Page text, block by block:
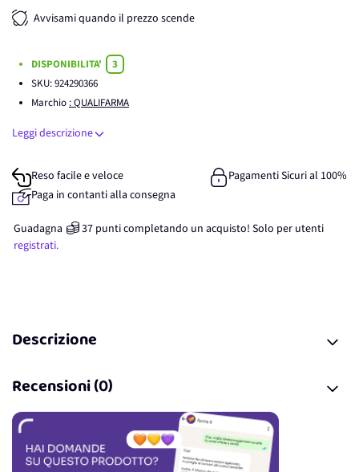
Avvisami quando il prezzo scende
DISPONIBILITA'
3
SKU:924290366
Marchio : QUALIFARMA
Leggi descrizione
Reso facile e veloce
Pagamenti Sicuri al 100%
Paga in contanti alla consegna
Guadagna 37 punticompletando un acquisto! Solo per utenti
registrati.
Descrizione
Recensioni (0)